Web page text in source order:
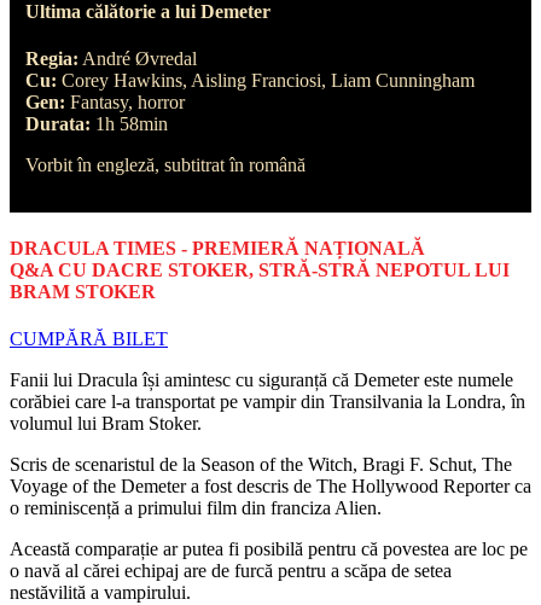
Ultima călătorie a lui Demeter
Regia: André Øvredal
Cu: Corey Hawkins, Aisling Franciosi, Liam Cunningham
Gen: Fantasy, horror
Durata: 1h 58min
Vorbit în engleză, subtitrat în română
DRACULA TIMES - PREMIERĂ NAȚIONALĂ
Q&A CU DACRE STOKER, STRĂ-STRĂ NEPOTUL LUI
BRAM STOKER
CUMPĂRĂ BILET
Fanii lui Dracula își amintesc cu siguranță că Demeter este numele
corăbiei care l-a transportat pe vampir din Transilvania la Londra, în
volumul lui Bram Stoker.
Scris de scenaristul de la Season of the Witch, Bragi F. Schut, The
Voyage of the Demeter a fost descris de The Hollywood Reporter ca
o reminiscență a primului film din franciza Alien.
Această comparație ar putea fi posibilă pentru că povestea are loc pe
o navă al cărei echipaj are de furcă pentru a scăpa de setea
nestăvilită a vampirului.